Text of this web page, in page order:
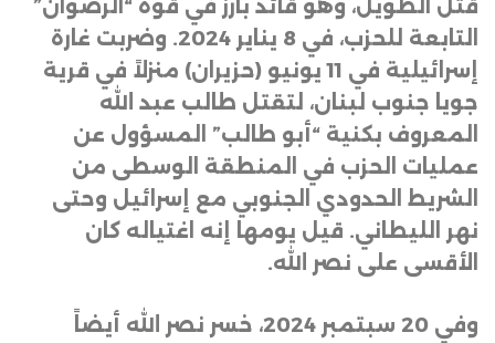
قُتل الطويل، وهو قائد بارز في قوة “الرضوان”
التابعة للحزب، في 8 يناير 2024. وضربت غارة
إسرائيلية في 11 يونيو (حزيران) منزلاً في قرية
جويا جنوب لبنان، لتقتل طالب عبد الله
المعروف بكنية “أبو طالب” المسؤول عن
عمليات الحزب في المنطقة الوسطى من
الشريط الحدودي الجنوبي مع إسرائيل وحتى
نهر الليطاني. قيل يومها إنه اغتياله كان
الأقسى على نصر الله.
وفي 20 سبتمبر 2024، خسر نصر الله أيضاً